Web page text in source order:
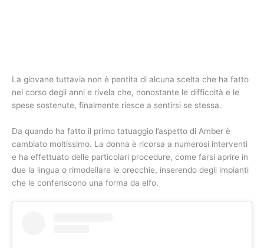
La giovane tuttavia non è pentita di alcuna scelta che ha fatto
nel corso degli anni e rivela che, nonostante le difficoltà e le
spese sostenute, finalmente riesce a sentirsi se stessa.
Da quando ha fatto il primo tatuaggio l’aspetto di Amber è
cambiato moltissimo. La donna è ricorsa a numerosi interventi
e ha effettuato delle particolari procedure, come farsi aprire in
due la lingua o rimodellare le orecchie, inserendo degli impianti
che le conferiscono una forma da elfo.